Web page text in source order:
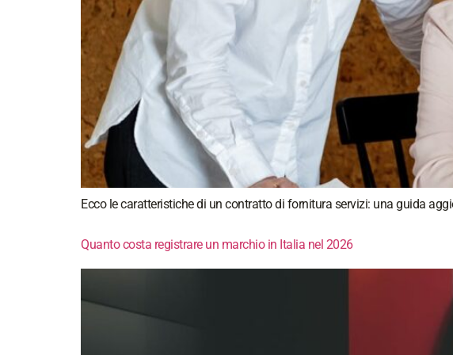
Ecco le caratteristiche di un contratto di fornitura servizi: una guida
Quanto costa registrare un marchio in Italia nel 2026